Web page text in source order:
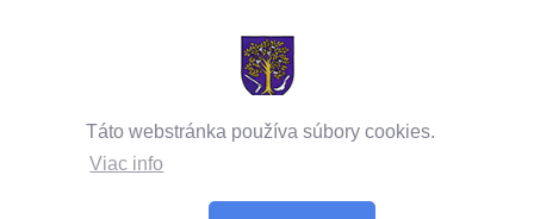
Táto webstránka používa súbory cookies.
Viac info